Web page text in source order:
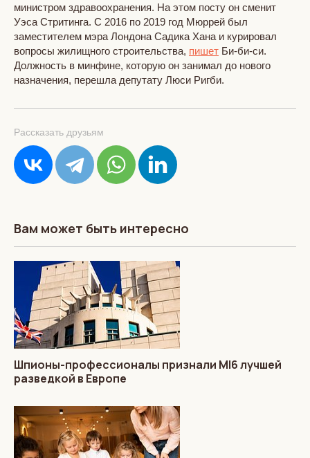
министром здравоохранения. На этом посту он сменит
Уэса Стритинга. С 2016 по 2019 год Мюррей был
заместителем мэра Лондона Садика Хана и курировал
вопросы жилищного строительства, пишет Би-би-си.
Должность в минфине, которую он занимал до нового
назначения, перешла депутату Люси Ригби.
Рассказать друзьям
Вам может быть интересно
Шпионы-профессионалы признали MI6 лучшей
разведкой в Европе